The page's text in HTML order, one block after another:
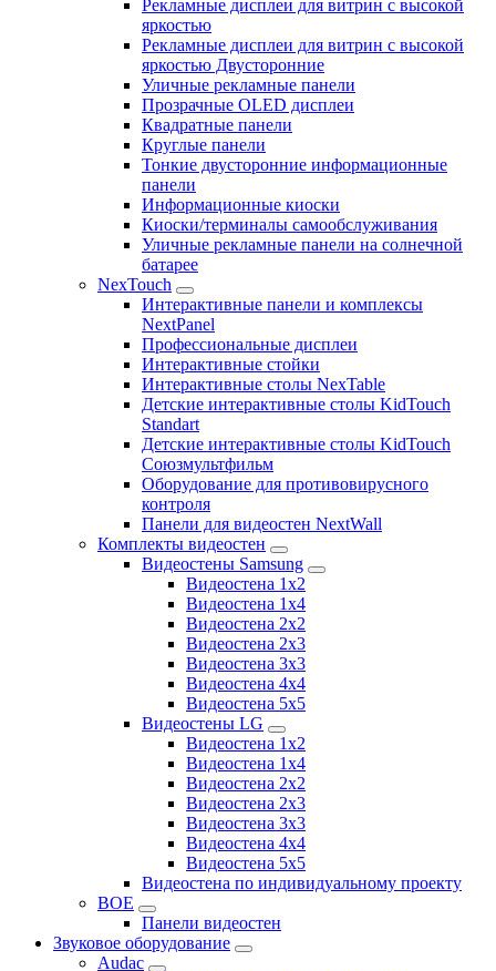
Рекламные дисплеи для витрин с высокой
яркостью
Рекламные дисплеи для витрин с высокой
яркостью Двусторонние
Уличные рекламные панели
Прозрачные OLED дисплеи
Квадратные панели
Круглые панели
Тонкие двусторонние информационные
панели
Информационные киоски
Киоски/терминалы самообслуживания
Уличные рекламные панели на солнечной
батарее
NexTouch
Интерактивные панели и комплексы
NextPanel
Профессиональные дисплеи
Интерактивные стойки
Интерактивные столы NexTable
Детские интерактивные столы KidTouch
Standart
Детские интерактивные столы KidTouch
Союзмультфильм
Оборудование для противовирусного
контроля
Панели для видеостен NextWall
Комплекты видеостен
Видеостены Samsung
Видеостена 1x2
Видеостена 1x4
Видеостена 2x2
Видеостена 2х3
Видеостена 3x3
Видеостена 4x4
Видеостена 5x5
Видеостены LG
Видеостена 1x2
Видеостена 1x4
Видеостена 2x2
Видеостена 2x3
Видеостена 3x3
Видеостена 4x4
Видеостена 5x5
Видеостена по индивидуальному проекту
BOE
Панели видеостен
Звуковое оборудование
Audac